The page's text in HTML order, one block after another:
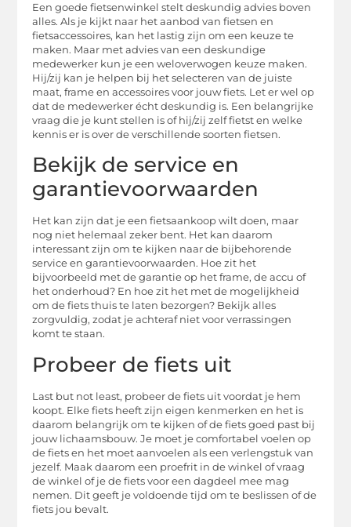
Een goede fietsenwinkel stelt deskundig advies boven
alles. Als je kijkt naar het aanbod van fietsen en
fietsaccessoires, kan het lastig zijn om een keuze te
maken. Maar met advies van een deskundige
medewerker kun je een weloverwogen keuze maken.
Hij/zij kan je helpen bij het selecteren van de juiste
maat, frame en accessoires voor jouw fiets. Let er wel op
dat de medewerker écht deskundig is. Een belangrijke
vraag die je kunt stellen is of hij/zij zelf fietst en welke
kennis er is over de verschillende soorten fietsen.
Bekijk de service en
garantievoorwaarden
Het kan zijn dat je een fietsaankoop wilt doen, maar
nog niet helemaal zeker bent. Het kan daarom
interessant zijn om te kijken naar de bijbehorende
service en garantievoorwaarden. Hoe zit het
bijvoorbeeld met de garantie op het frame, de accu of
het onderhoud? En hoe zit het met de mogelijkheid
om de fiets thuis te laten bezorgen? Bekijk alles
zorgvuldig, zodat je achteraf niet voor verrassingen
komt te staan.
Probeer de fiets uit
Last but not least, probeer de fiets uit voordat je hem
koopt. Elke fiets heeft zijn eigen kenmerken en het is
daarom belangrijk om te kijken of de fiets goed past bij
jouw lichaamsbouw. Je moet je comfortabel voelen op
de fiets en het moet aanvoelen als een verlengstuk van
jezelf. Maak daarom een proefrit in de winkel of vraag
de winkel of je de fiets voor een dagdeel mee mag
nemen. Dit geeft je voldoende tijd om te beslissen of de
fiets jou bevalt.